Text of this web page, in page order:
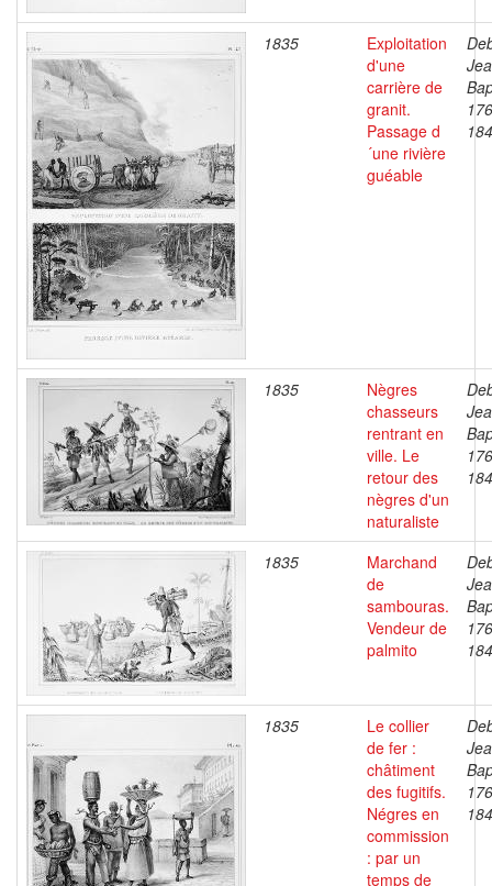
1835
Exploitation
d'une
carrière de
granit.
Passage d
´une rivière
guéable
1835
Nègres
chasseurs
rentrant en
ville. Le
retour des
nègres d'un
naturaliste
1835
Marchand
de
sambouras.
Vendeur de
palmito
1835
Le collier
de fer :
châtiment
des fugitifs.
Négres en
commission
: par un
temps de